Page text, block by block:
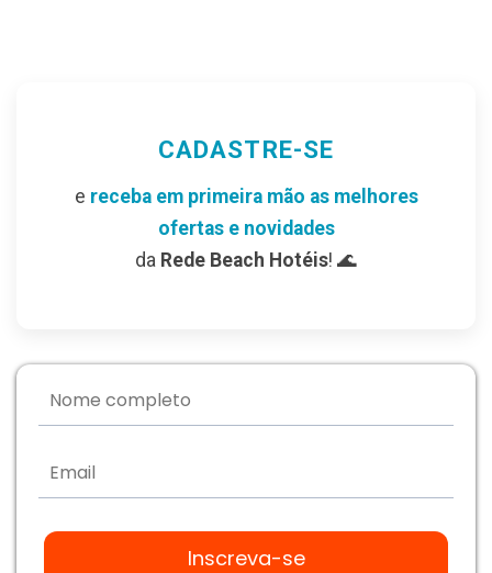
CADASTRE-SE
e receba em primeira mão as melhores
ofertas e novidades
da Rede Beach Hotéis! 🌊
Inscreva-se